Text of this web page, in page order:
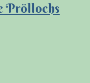
Pröllochs